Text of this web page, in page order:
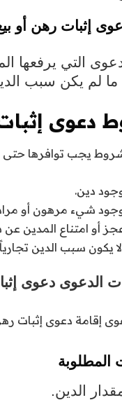
إثبات رهن أو
التي يرفعها
ما لم يكن سبب
دعوى
يجب توافرها
دين.
شيء مرهون أو مراد
أو امتناع المدين عن
يكون سبب الدين
الدعوى دعوى
إقامة دعوى إثبات
المطلوبة
الدين.